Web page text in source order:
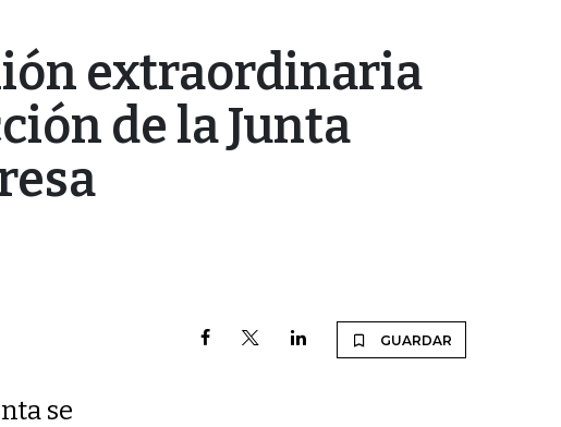
extraordinaria
de la Junta
GUARDAR
se